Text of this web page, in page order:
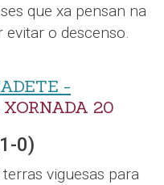
que xa pensan na
o descenso.
-
XORNADA 20
0)
viguesas para